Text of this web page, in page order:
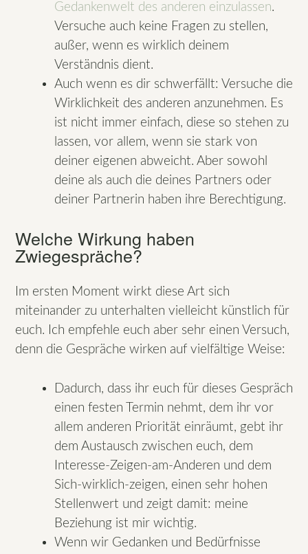
Gedankenwelt des anderen einzulassen.
Versuche auch keine Fragen zu stellen,
außer, wenn es wirklich deinem
Verständnis dient.
Auch wenn es dir schwerfällt: Versuche die
Wirklichkeit des anderen anzunehmen. Es
ist nicht immer einfach, diese so stehen zu
lassen, vor allem, wenn sie stark von
deiner eigenen abweicht. Aber sowohl
deine als auch die deines Partners oder
deiner Partnerin haben ihre Berechtigung.
Welche Wirkung haben
Zwiegespräche?
Im ersten Moment wirkt diese Art sich
miteinander zu unterhalten vielleicht künstlich für
euch. Ich empfehle euch aber sehr einen Versuch,
denn die Gespräche wirken auf vielfältige Weise:
Dadurch, dass ihr euch für dieses Gespräch
einen festen Termin nehmt, dem ihr vor
allem anderen Priorität einräumt, gebt ihr
dem Austausch zwischen euch, dem
Interesse-Zeigen-am-Anderen und dem
Sich-wirklich-zeigen, einen sehr hohen
Stellenwert und zeigt damit: meine
Beziehung ist mir wichtig.
Wenn wir Gedanken und Bedürfnisse